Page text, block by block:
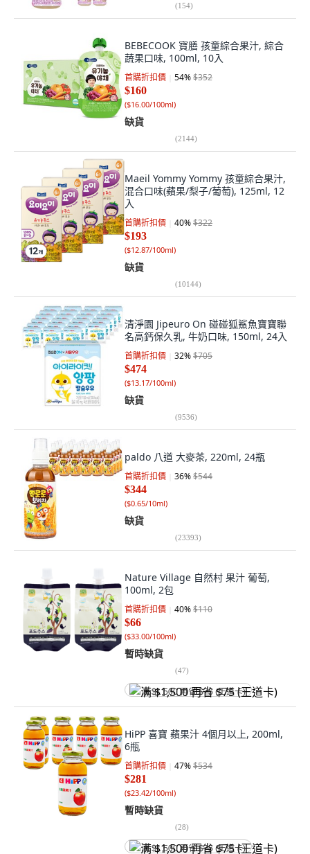
(154)
BEBECOOK 寶膳 孩童綜合果汁, 綜合
蔬果口味, 100ml, 10入
首購折扣價 54%$352
$160
($16.00/100ml)
缺貨
(2144)
Maeil Yommy Yommy 孩童綜合果汁,
混合口味(蘋果/梨子/葡萄), 125ml, 12
入
首購折扣價 40%$322
$193
($12.87/100ml)
缺貨
(10144)
清淨園 Jipeuro On 碰碰狐鯊魚寶寶聯
名高鈣保久乳, 牛奶口味, 150ml, 24入
首購折扣價 32%$705
$474
($13.17/100ml)
缺貨
(9536)
paldo 八道 大麥茶, 220ml, 24瓶
首購折扣價 36%$544
$344
($0.65/10ml)
缺貨
(23393)
Nature Village 自然村 果汁 葡萄,
100ml, 2包
首購折扣價 40%$110
$66
($33.00/100ml)
暫時缺貨
(47)
满 $1,500 再省 $75 (王道卡)
HiPP 喜寶 蘋果汁 4個月以上, 200ml,
6瓶
首購折扣價 47%$534
$281
($23.42/100ml)
暫時缺貨
(28)
满 $1,500 再省 $75 (王道卡)